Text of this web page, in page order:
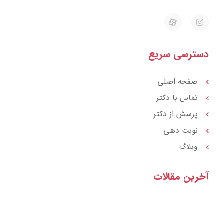
a
t
سریع
صفحه اصلی
تماس با دکتر
پرسش از دکتر
نوبت دهی
وبلاگ
مقالات